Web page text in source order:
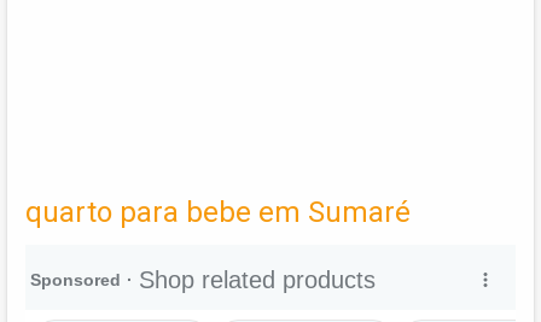
quarto para bebe em Sumaré